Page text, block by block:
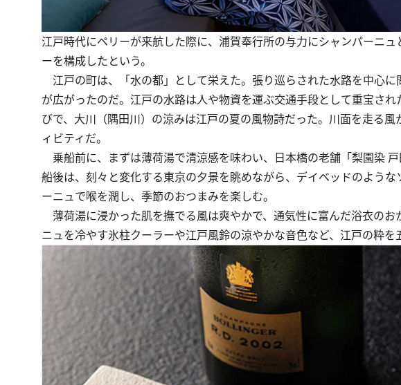
江戸時代にペリーが来航した際に、浦賀奉行所の与力にシャンパーニ
ーを構成したという。
江戸の町は、「水の都」として栄えた。張り巡らされた水路を中心
が広がったのだ。江戸の水路は人や物資を運ぶ交通手段として重宝さ
びで、大川（隅田川）の涼みは江戸の夏の風物詩だった。川面を走る
ィビティだ。
乗船前に、まずは薄荷湯で清涼感を味わい、日本橋の老舗「梨園染
船後は、刻々と変化する東京の夕景を眺めながら、デイベッドのよう
ーニュで喉を潤し、季節のおつまみを楽しむ。
薄荷湯に浸かった肌を撫でる風は爽やかで、通気性に富んだ浴衣の
ニュを冷やす氷柱クーラーや江戸風鈴の涼やかな音色など、江戸の粋を